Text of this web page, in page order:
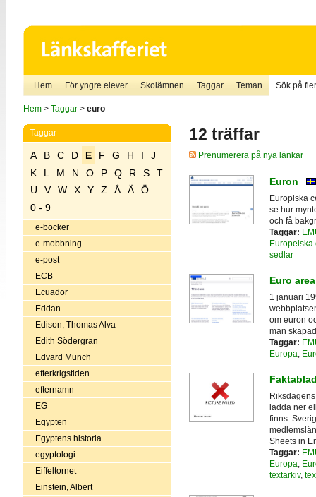
Hem För yngre elever Skolämnen Taggar Teman Sök på
Hem> Taggar> euro
Taggar
A B C D E F G H I
J
K
L M N O P Q R S
T
U
V W X Y Z Å Ä
Ö
0 - 9
e-böcker
e-mobbning
e-post
ECB
Ecuador
Eddan
Edison, Thomas Alva
Edith Södergran
Edvard Munch
efterkrigstiden
efternamn
EG
Egypten
Egyptens historia
egyptologi
Eiffeltornet
Einstein, Albert
12 träffar
Prenumerera på nya länkar
Euron
Europiska
se hur
och få
Taggar:
Europeiska
sedlar
Euro
1 januari
om euron
man
Taggar:
Europa,
ladda ner
finns:
Sheets in
Taggar:
Europa,
textarkiv,